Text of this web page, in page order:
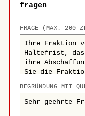
fragen
FRAGE (MAX. 200
BEGRÜNDUNG MIT